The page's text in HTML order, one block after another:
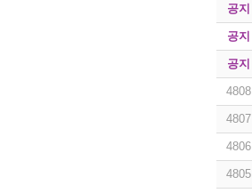
공지
공지
공지
4808
4807
4806
4805